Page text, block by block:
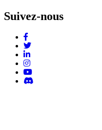
Suivez-nous